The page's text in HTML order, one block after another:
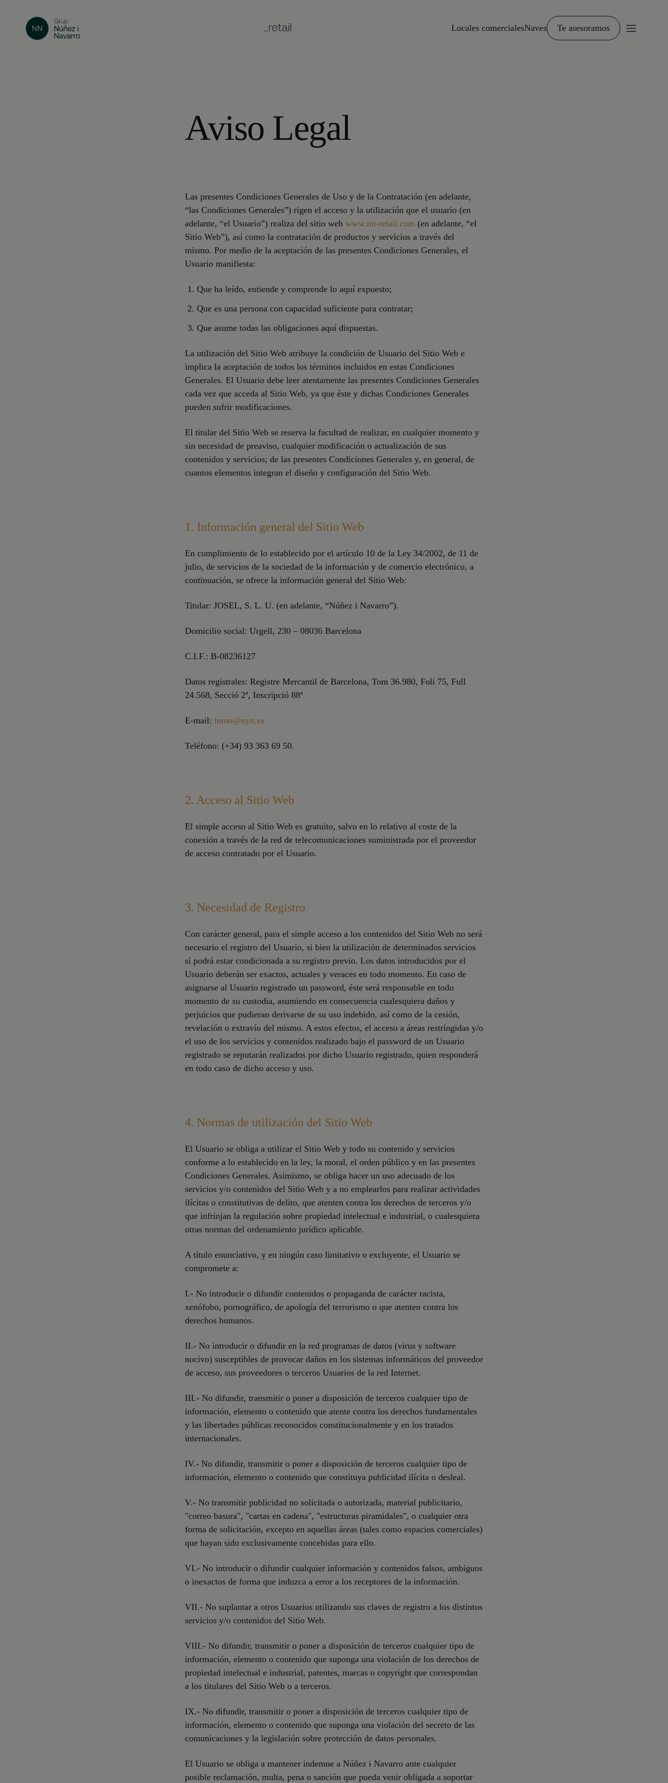
Locales comercialesNaves Te asesoramos
Aviso Legal
Las presentes Condiciones Generales de Uso y de la Contratación (en adelante,
“las Condiciones Generales”) rigen el acceso y la utilización que el usuario (en
adelante, “el Usuario”) realiza del sitio web www.nn-retail.com (en adelante, “el
Sitio Web”), así como la contratación de productos y servicios a través del
mismo. Por medio de la aceptación de las presentes Condiciones Generales, el
Usuario manifiesta:
Que ha leído, entiende y comprende lo aquí expuesto;
Que es una persona con capacidad suficiente para contratar;
Que asume todas las obligaciones aquí dispuestas.
La utilización del Sitio Web atribuye la condición de Usuario del Sitio Web e
implica la aceptación de todos los términos incluidos en estas Condiciones
Generales. El Usuario debe leer atentamente las presentes Condiciones Generales
cada vez que acceda al Sitio Web, ya que éste y dichas Condiciones Generales
pueden sufrir modificaciones.
El titular del Sitio Web se reserva la facultad de realizar, en cualquier momento y
sin necesidad de preaviso, cualquier modificación o actualización de sus
contenidos y servicios; de las presentes Condiciones Generales y, en general, de
cuantos elementos integran el diseño y configuración del Sitio Web.
1. Información general del Sitio Web
En cumplimiento de lo establecido por el artículo 10 de la Ley 34/2002, de 11 de
julio, de servicios de la sociedad de la información y de comercio electrónico, a
continuación, se ofrece la información general del Sitio Web:
Titular: JOSEL, S. L. U. (en adelante, “Núñez i Navarro”).
Domicilio social: Urgell, 230 – 08036 Barcelona
C.I.F.: B-08236127
Datos registrales: Registre Mercantil de Barcelona, Tom 36.980, Foli 75, Full
24.568, Secció 2ª, Inscripció 88ª
E-mail: inmo@nyn.es
Teléfono: (+34) 93 363 69 50.
2. Acceso al Sitio Web
El simple acceso al Sitio Web es gratuito, salvo en lo relativo al coste de la
conexión a través de la red de telecomunicaciones suministrada por el proveedor
de acceso contratado por el Usuario.
3. Necesidad de Registro
Con carácter general, para el simple acceso a los contenidos del Sitio Web no será
necesario el registro del Usuario, si bien la utilización de determinados servicios
sí podrá estar condicionada a su registro previo. Los datos introducidos por el
Usuario deberán ser exactos, actuales y veraces en todo momento. En caso de
asignarse al Usuario registrado un password, éste será responsable en todo
momento de su custodia, asumiendo en consecuencia cualesquiera daños y
perjuicios que pudieran derivarse de su uso indebido, así como de la cesión,
revelación o extravío del mismo. A estos efectos, el acceso a áreas restringidas y/o
el uso de los servicios y contenidos realizado bajo el password de un Usuario
registrado se reputarán realizados por dicho Usuario registrado, quien responderá
en todo caso de dicho acceso y uso.
4. Normas de utilización del Sitio Web
El Usuario se obliga a utilizar el Sitio Web y todo su contenido y servicios
conforme a lo establecido en la ley, la moral, el orden público y en las presentes
Condiciones Generales. Asimismo, se obliga hacer un uso adecuado de los
servicios y/o contenidos del Sitio Web y a no emplearlos para realizar actividades
ilícitas o constitutivas de delito, que atenten contra los derechos de terceros y/o
que infrinjan la regulación sobre propiedad intelectual e industrial, o cualesquiera
otras normas del ordenamiento jurídico aplicable.
A título enunciativo, y en ningún caso limitativo o excluyente, el Usuario se
compromete a:
I.- No introducir o difundir contenidos o propaganda de carácter racista,
xenófobo, pornográfico, de apología del terrorismo o que atenten contra los
derechos humanos.
II.- No introducir o difundir en la red programas de datos (virus y software
nocivo) susceptibles de provocar daños en los sistemas informáticos del proveedor
de acceso, sus proveedores o terceros Usuarios de la red Internet.
III.- No difundir, transmitir o poner a disposición de terceros cualquier tipo de
información, elemento o contenido que atente contra los derechos fundamentales
y las libertades públicas reconocidos constitucionalmente y en los tratados
internacionales.
IV.- No difundir, transmitir o poner a disposición de terceros cualquier tipo de
información, elemento o contenido que constituya publicidad ilícita o desleal.
V.- No transmitir publicidad no solicitada o autorizada, material publicitario,
"correo basura", "cartas en cadena", "estructuras piramidales", o cualquier otra
forma de solicitación, excepto en aquellas áreas (tales como espacios comerciales)
que hayan sido exclusivamente concebidas para ello.
VI.- No introducir o difundir cualquier información y contenidos falsos, ambiguos
o inexactos de forma que induzca a error a los receptores de la información.
VII.- No suplantar a otros Usuarios utilizando sus claves de registro a los distintos
servicios y/o contenidos del Sitio Web.
VIII.- No difundir, transmitir o poner a disposición de terceros cualquier tipo de
información, elemento o contenido que suponga una violación de los derechos de
propiedad intelectual e industrial, patentes, marcas o copyright que correspondan
a los titulares del Sitio Web o a terceros.
IX.- No difundir, transmitir o poner a disposición de terceros cualquier tipo de
información, elemento o contenido que suponga una violación del secreto de las
comunicaciones y la legislación sobre protección de datos personales.
El Usuario se obliga a mantener indemne a Núñez i Navarro ante cualquier
posible reclamación, multa, pena o sanción que pueda venir obligada a soportar